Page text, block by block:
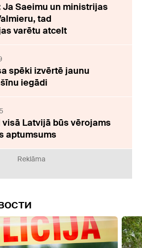
Ja Saeimu un ministrijas
tad
varētu atcelt
spēki izvērtē jaunu
iegādi
Latvijā būs vērojams
aptumsums
Reklāma